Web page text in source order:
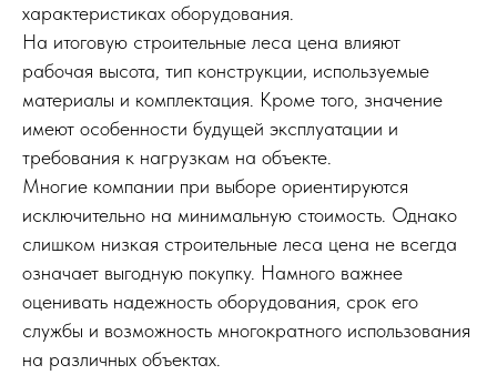
характеристиках оборудования.
На итоговую строительные леса цена влияют
рабочая высота, тип конструкции, используемые
материалы и комплектация. Кроме того, значение
имеют особенности будущей эксплуатации и
требования к нагрузкам на объекте.
Многие компании при выборе ориентируются
исключительно на минимальную стоимость. Однако
слишком низкая строительные леса цена не всегда
означает выгодную покупку. Намного важнее
оценивать надежность оборудования, срок его
службы и возможность многократного использования
на различных объектах.